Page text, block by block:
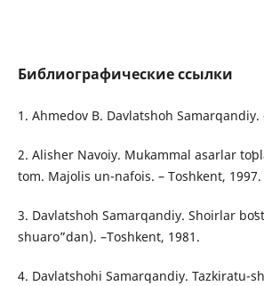
Библиографические ссылки
1. Ahmedov B. Davlatshoh Samarqandiy.
2. Alisher Navoiy. Mukammal asarlar
tom. Majolis un-nafois. – Toshkent, 1997.
3. Davlatshoh Samarqandiy. Shoirlar
shuaro”dan). –Toshkent, 1981.
4. Davlatshohi Samarqandiy. Tazkiratu-